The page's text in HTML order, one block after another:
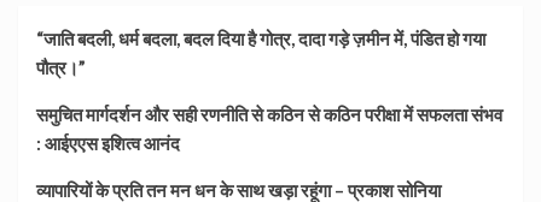
“जाति बदली, धर्म बदला, बदल दिया है गोत्र, दादा गड़े ज़मीन में, पंडित हो गया
पौत्र।”
समुचित मार्गदर्शन और सही रणनीति से कठिन से कठिन परीक्षा में सफलता संभव
: आईएएस इशित्व आनंद
व्यापारियों के प्रति तन मन धन के साथ खड़ा रहूंगा – प्रकाश सोनिया